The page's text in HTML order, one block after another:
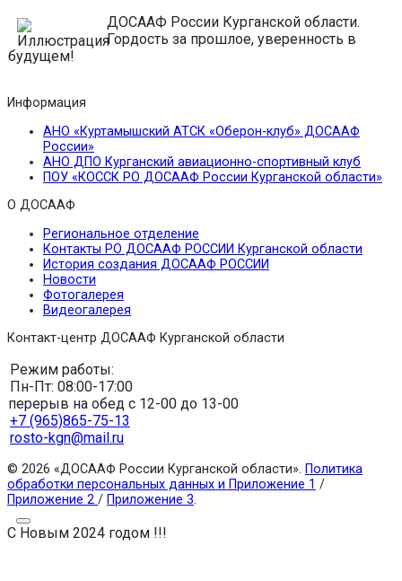
ДОСААФ России Курганской области.
Гордость за прошлое, уверенность в
будущем!
Информация
АНО «Куртамышский АТСК «Оберон-клуб» ДОСААФ
России»
АНО ДПО Курганский авиационно-спортивный клуб
ПОУ «КОССК РО ДОСААФ России Курганской области»
О ДОСААФ
Региональное отделение
Контакты РО ДОСААФ РОССИИ Курганской области
История создания ДОСААФ РОССИИ
Новости
Фотогалерея
Видеогалерея
Контакт-центр ДОСААФ Курганской области
Режим работы:
Пн-Пт: 08:00-17:00
перерыв на обед с 12-00 до 13-00
+7 (965)865-75-13
rosto-kgn@mail.ru
© 2026 «ДОСААФ России Курганской области». Политика
обработки персональных данных и Приложение 1 /
Приложение 2 / Приложение 3.
С Новым 2024 годом !!!